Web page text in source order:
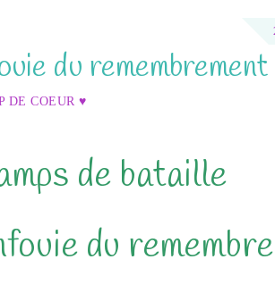
du remembrement
DE COEUR ♥
de bataille
du